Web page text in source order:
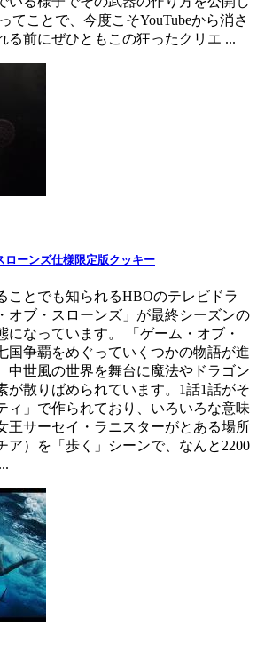
てことで、今度こそYouTubeから消さ
る前にぜひともこの狂ったクリエ ...
ローンズ仕様限定版クッキー
ことでも知られるHBOのテレビドラ
オブ・スローンズ」が最終シーズンの
になっています。 「ゲーム・オブ・
国争覇をめぐっていくつかの物語が進
中世風の世界を舞台に魔法やドラゴン
が散りばめられています。1話1話がそ
ィ」で作られており、いろいろな意味
王サーセイ・ラニスターがとある場所
ア）を「歩く」シーンで、なんと2200